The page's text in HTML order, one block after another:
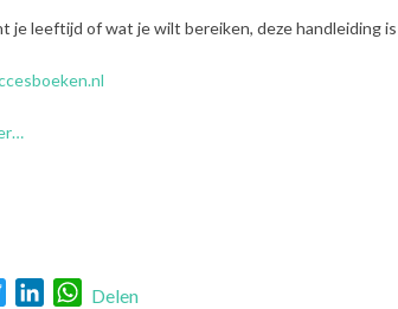
je leeftijd of wat je wilt bereiken, deze handleiding
TwitterLinkedInWhatsApp
Delen